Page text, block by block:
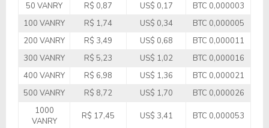
50 VANRY
R$ 0,87 US$ 0,17
BTC 0,000003
100 VANRY
R$ 1,74 US$ 0,34
BTC 0,000005
200 VANRY
R$ 3,49 US$ 0,68
BTC 0,000011
300 VANRY
R$ 5,23 US$ 1,02
BTC 0,000016
400 VANRY
R$ 6,98 US$ 1,36
BTC 0,000021
500 VANRY
R$ 8,72 US$ 1,70
BTC 0,000026
1000
VANRY
R$ 17,45 US$ 3,41 BTC 0,000053